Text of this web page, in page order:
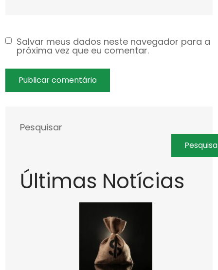
Salvar meus dados neste navegador para a
próxima vez que eu comentar.
Pesquisar
Últimas Notícias